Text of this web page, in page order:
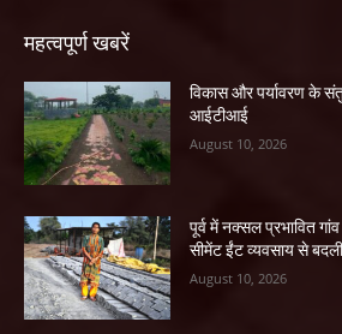
महत्वपूर्ण खबरें
विकास और पर्यावरण के
आईटीआई
August 10, 2026
पूर्व में नक्सल प्रभावित
सीमेंट ईंट व्यवसाय से
August 10, 2026